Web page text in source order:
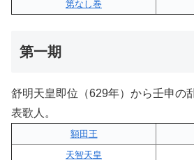
第なし巻
第一期
舒明天皇即位（629年）から壬申の
表歌人。
額田王
天智天皇